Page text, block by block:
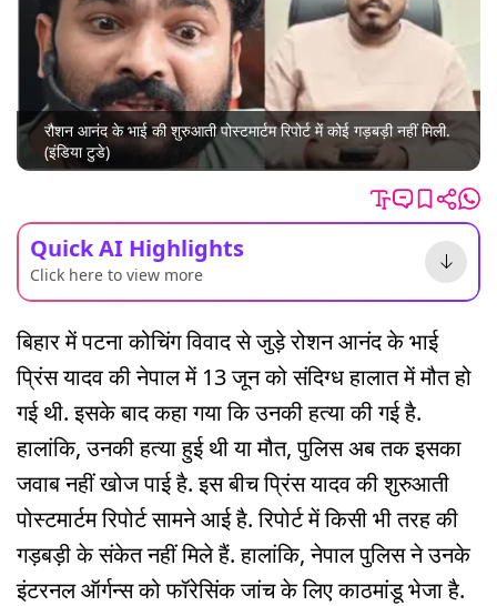
रौशन आनंद के भाई की शुरुआती पोस्टमार्टम रिपोर्ट में कोई गड़बड़ी नहीं मिली.
(इंडिया टुडे)
Quick AI Highlights
Click here to view more
बिहार में पटना कोचिंग विवाद से जुड़े रोशन आनंद के भाई
प्रिंस यादव की नेपाल में 13 जून को संदिग्ध हालात में मौत हो
गई थी. इसके बाद कहा गया कि उनकी हत्या की गई है.
हालांकि, उनकी हत्या हुई थी या मौत, पुलिस अब तक इसका
जवाब नहीं खोज पाई है. इस बीच प्रिंस यादव की शुरुआती
पोस्टमार्टम रिपोर्ट सामने आई है. रिपोर्ट में किसी भी तरह की
गड़बड़ी के संकेत नहीं मिले हैं. हालांकि, नेपाल पुलिस ने उनके
इंटरनल ऑर्गन्स को फॉरेसिंक जांच के लिए काठमांडू भेजा है.